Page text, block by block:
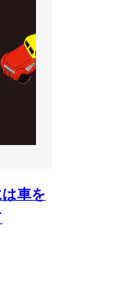
車を